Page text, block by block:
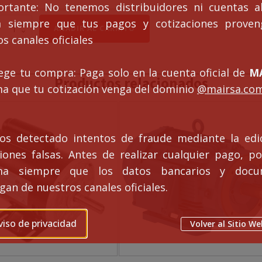
No tenemos distribuidores ni cuentas
siempre que tus pagos y cotizaciones
canales oficiales
tu compra: Paga solo en la cuenta oficial de
que tu cotización venga del dominio
detectado intentos de fraude mediante la
falsas. Antes de realizar cualquier pago,
siempre que los datos bancarios y
de nuestros canales oficiales.
de privacidad Volver al Sitio
BRIDA
AÑADIR AL CARRITO
Productos relacionados